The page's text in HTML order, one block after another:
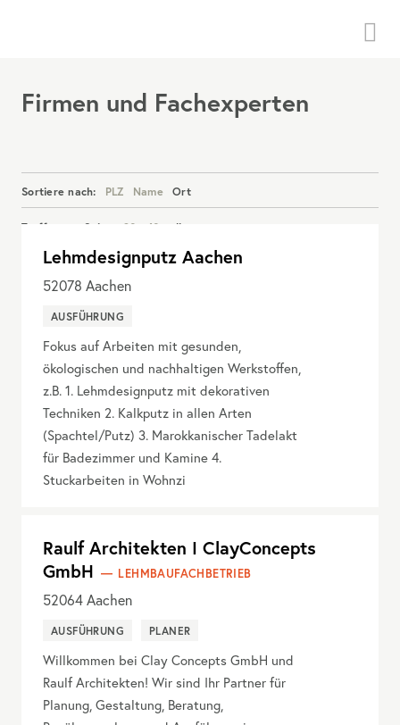
Firmen und Fachexperten
Sortiere nach: PLZ Name Ort
Treffer pro Seite: 20 40 alle
Details anzeigen
Lehmdesignputz Aachen
52078 Aachen
AUSFÜHRUNG
Fokus auf Arbeiten mit gesunden,
ökologischen und nachhaltigen Werkstoffen,
z.B. 1. Lehmdesignputz mit dekorativen
Techniken 2. Kalkputz in allen Arten
(Spachtel/Putz) 3. Marokkanischer Tadelakt
für Badezimmer und Kamine 4.
Stuckarbeiten in Wohnzi
Raulf Architekten I ClayConcepts
GmbH
LEHMBAUFACHBETRIEB
52064Aachen
AUSFÜHRUNG PLANER
Willkommen bei Clay Concepts GmbH und
Raulf Architekten! Wir sind Ihr Partner für
Planung, Gestaltung, Beratung,